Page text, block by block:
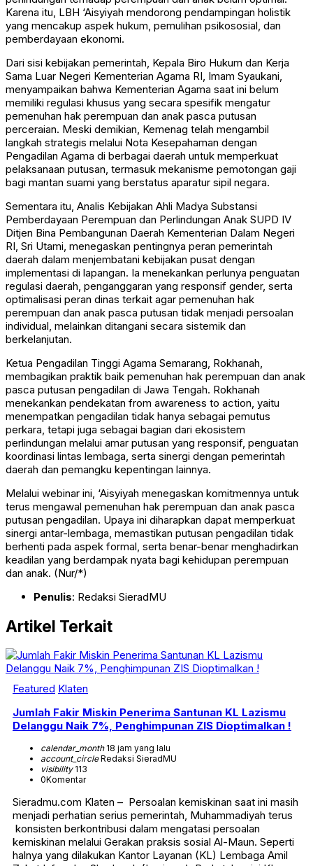
Karena itu, LBH ‘Aisyiyah mendorong pendampingan holistik
yang mencakup aspek hukum, pemulihan psikososial, dan
pemberdayaan ekonomi.
Dari sisi kebijakan pemerintah, Kepala Biro Hukum dan Kerja
Sama Luar Negeri Kementerian Agama RI, Imam Syaukani,
menyampaikan bahwa Kementerian Agama saat ini belum
memiliki regulasi khusus yang secara spesifik mengatur
pemenuhan hak perempuan dan anak pasca putusan
perceraian. Meski demikian, Kemenag telah mengambil
langkah strategis melalui Nota Kesepahaman dengan
Pengadilan Agama di berbagai daerah untuk memperkuat
pelaksanaan putusan, termasuk mekanisme pemotongan gaji
bagi mantan suami yang berstatus aparatur sipil negara.
Sementara itu, Analis Kebijakan Ahli Madya Substansi
Pemberdayaan Perempuan dan Perlindungan Anak SUPD IV
Ditjen Bina Pembangunan Daerah Kementerian Dalam Negeri
RI, Sri Utami, menegaskan pentingnya peran pemerintah
daerah dalam menjembatani kebijakan pusat dengan
implementasi di lapangan. Ia menekankan perlunya penguatan
regulasi daerah, penganggaran yang responsif gender, serta
optimalisasi peran dinas terkait agar pemenuhan hak
perempuan dan anak pasca putusan tidak menjadi persoalan
individual, melainkan ditangani secara sistemik dan
berkelanjutan.
Ketua Pengadilan Tinggi Agama Semarang, Rokhanah,
membagikan praktik baik pemenuhan hak perempuan dan anak
pasca putusan pengadilan di Jawa Tengah. Rokhanah
menekankan pendekatan from awareness to action, yaitu
menempatkan pengadilan tidak hanya sebagai pemutus
perkara, tetapi juga sebagai bagian dari ekosistem
perlindungan melalui amar putusan yang responsif, penguatan
koordinasi lintas lembaga, serta sinergi dengan pemerintah
daerah dan pemangku kepentingan lainnya.
Melalui webinar ini, ‘Aisyiyah menegaskan komitmennya untuk
terus mengawal pemenuhan hak perempuan dan anak pasca
putusan pengadilan. Upaya ini diharapkan dapat memperkuat
sinergi antar-lembaga, memastikan putusan pengadilan tidak
berhenti pada aspek formal, serta benar-benar menghadirkan
keadilan yang berdampak nyata bagi kehidupan perempuan
dan anak. (Nur/*)
Penulis: Redaksi SieradMU
Artikel Terkait
Featured Klaten
Jumlah Fakir Miskin Penerima Santunan KL Lazismu
Delanggu Naik 7%, Penghimpunan ZIS Dioptimalkan !
calendar_month18 jam yang lalu
account_circleRedaksi SieradMU
visibility113
0Komentar
Sieradmu.com Klaten – Persoalan kemiskinan saat ini masih
menjadi perhatian serius pemerintah, Muhammadiyah terus
konsisten berkontribusi dalam mengatasi persoalan
kemiskinan melalui Gerakan praksis sosial Al-Maun. Seperti
halnya yang dilakukan Kantor Layanan (KL) Lembaga Amil